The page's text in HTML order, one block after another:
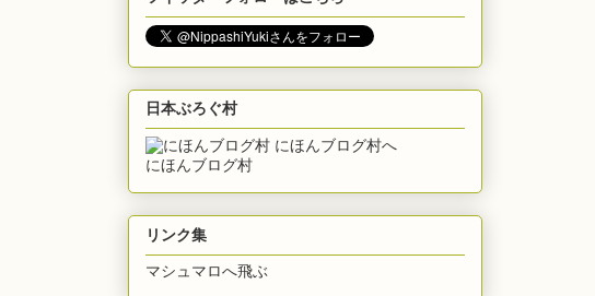
日本ぶろぐ村
にほんブログ村
リンク集
マシュマロへ飛ぶ